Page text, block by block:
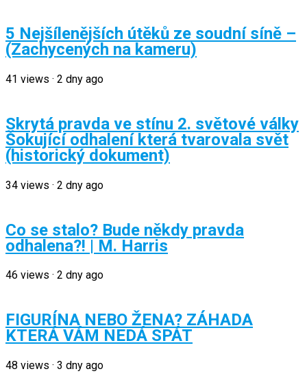
5 Nejšílenějších útěků ze soudní síně –
(Zachycených na kameru)
41 views · 2 dny ago
Skrytá pravda ve stínu 2. světové války
Šokující odhalení která tvarovala svět
(historický dokument)
34 views · 2 dny ago
Co se stalo? Bude někdy pravda
odhalena?! | M. Harris
46 views · 2 dny ago
FIGURÍNA NEBO ŽENA? ZÁHADA
KTERÁ VÁM NEDÁ SPÁT
48 views · 3 dny ago